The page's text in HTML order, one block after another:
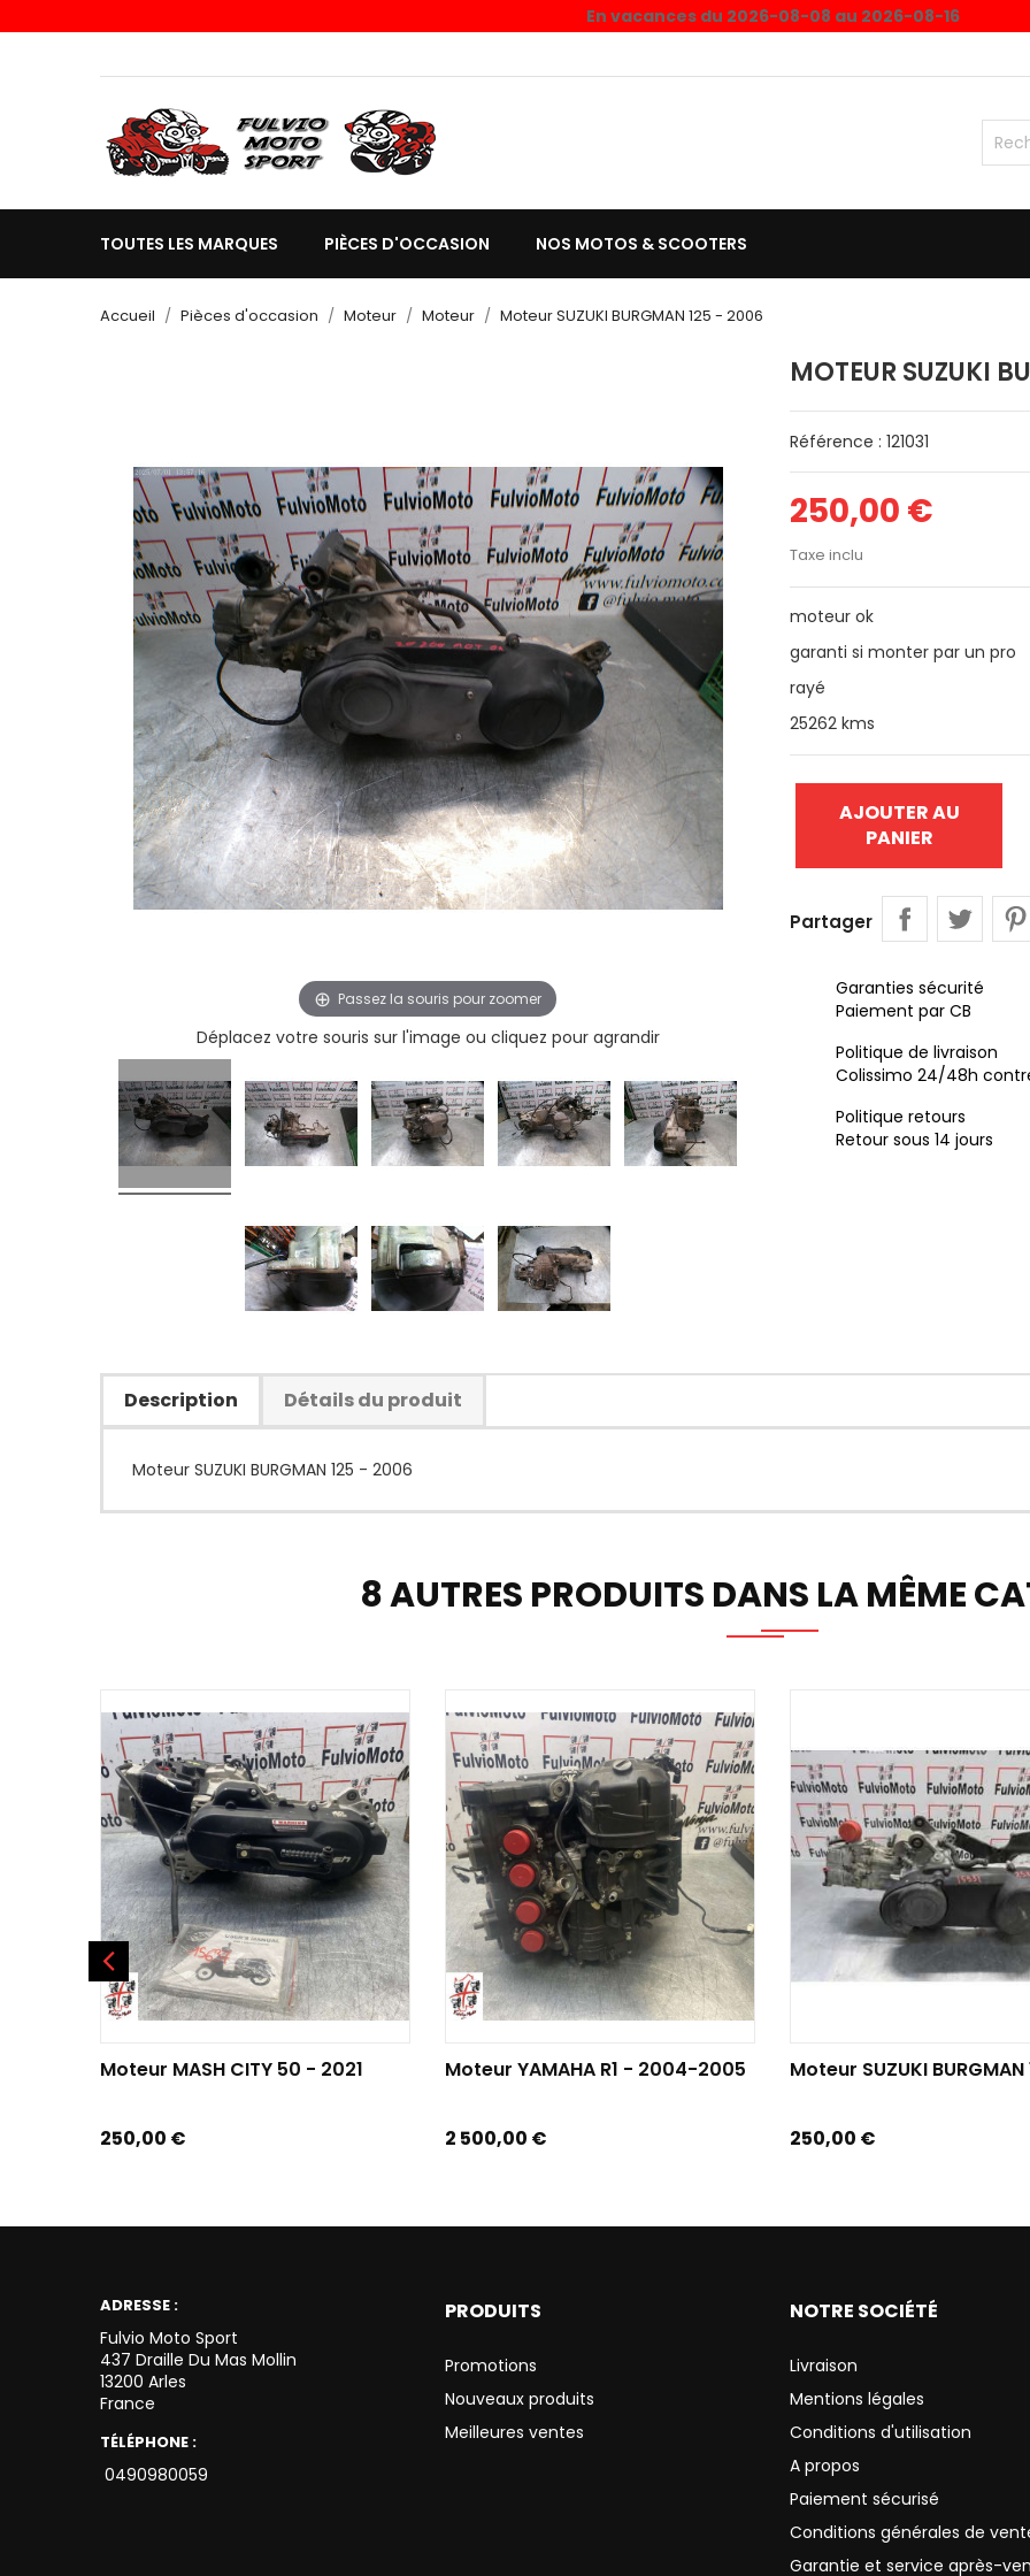
En vacances du 2026-08-08 au 2026-08-16
TOUTES LES MARQUES PIÈCES D'OCCASION NOS MOTOS & SCOOTERS
Accueil Pièces d'occasion Moteur Moteur Moteur SUZUKI BURGMAN 125 - 2006
Passez la souris pour zoomer
Déplacez votre souris sur l'image ou cliquez pour agrandir
MOTEUR SUZUKI
Référence : 121031
250,00 €
Taxe inclu
moteur ok
garanti si monter par un pro
rayé
25262 kms
AJOUTER AU
PANIER
Partager
Garanties sécurité
Paiement par CB
Politique de livraison
Colissimo 24/48h
Politique retours
Retour sous 14 jours
Description Détails du produit
Moteur SUZUKI BURGMAN 125 - 2006
8 AUTRES PRODUITS DANS LA MÊME
Moteur MASH CITY 50 - 2021
Prix
250,00 €
Moteur YAMAHA R1 - 2004-2005
Prix
2 500,00 €
Moteur SUZUKI BURGMAN
Prix
250,00 €
ADRESSE :
Fulvio Moto Sport
437 Draille Du Mas Mollin
13200 Arles
France
TÉLÉPHONE :
0490980059
PRODUITS
Promotions
Nouveaux produits
Meilleures ventes
NOTRE SOCIÉTÉ
Livraison
Mentions légales
Conditions d'utilisation
A propos
Paiement sécurisé
Conditions générales de
Garantie et service après-